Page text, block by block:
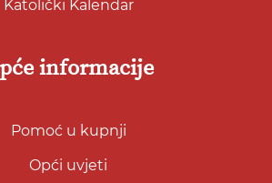
Katolički Kalendar
informacije
Pomoć u kupnji
Opći uvjeti